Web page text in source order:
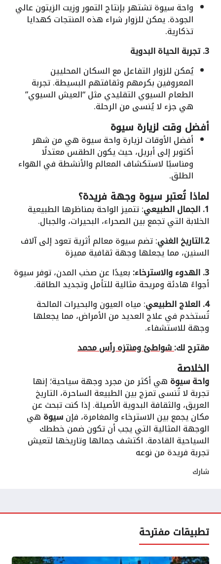
واحة سيوة تشتهر بإنتاج التمور وزيت الزيتون عالي
الجودة. يمكن للزوار شراء هذه المنتجات كهدايا
تذكارية.
3. تجربة الحياة البدوية
يُمكن للزوار التفاعل مع السكان المحليين
المعروفين بكرمهم وثقافتهم البسيطة. تجربة
الطعام السيوي التقليدي مثل “العيش السيوي”
هي جزء لا يُنسى من الرحلة.
أفضل وقت لزيارة سيوة
أفضل الأوقات لزيارة واحة سيوة هي من شهر
أكتوبر إلى أبريل، حيث يكون الطقس معتدلًا
ومناسبًا لاستكشاف المعالم والأنشطة في الهواء
الطلق.
لماذا تُعتبر سيوة وجهة فريدة؟
1. الجمال الطبيعي : تتميز الواحة بمناظرها الطبيعية
الخلابة التي تجمع بين الصحراء، البحيرات، والجبال.
2.التاريخ الغني
: تضم سيوة معالم أثرية تعود إلى آلاف
السنين، مما يجعلها وجهة ثقافية مميزة
3. الهدوء والاسترخاء:
بعيدًا عن صخب المدن، توفر سيوة
أجواءً هادئة ومريحة مثالية للتأمل وتجديد الطاقة.
4. العلاج الطبيعي
: مياه العيون والبحيرات المالحة
تُستخدم في علاج العديد من الأمراض، مما يجعلها
وجهة للاستشفاء.
مقترح لك:شواطئ ومنتزه رأس محمد
الخلاصة
واحة سيوة هي أكثر من مجرد وجهة سياحية؛ إنها
تجربة لا تُنسى تمزج بين الطبيعة الساحرة، التاريخ
العريق، والثقافة البدوية الأصيلة. إذا كنت تبحث عن
مكان يجمع بين الاسترخاء والمغامرة، فإنسيوة هي
الوجهة المثالية التي يجب أن تكون ضمن خططك
السياحية القادمة. اكتشف جمالها وتاريخها لتعيش
تجربة فريدة من نوعه
شارك
تطبيقات مفترحة